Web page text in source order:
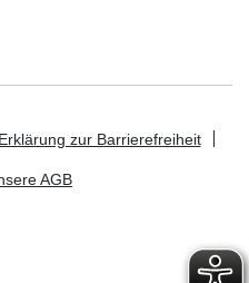
Erklärung zur Barrierefreiheit
AGB